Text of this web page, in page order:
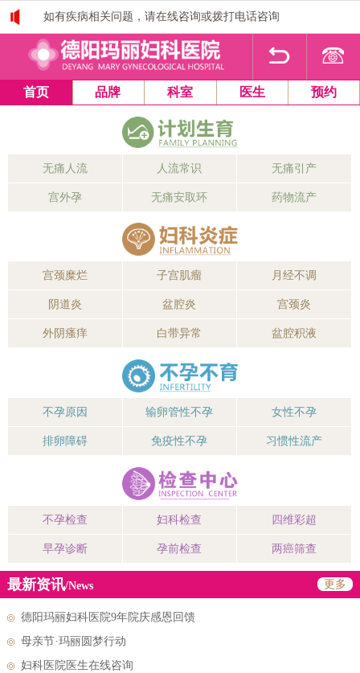
如有疾病相关问题，请在线咨询或拨打电话咨询
1 2 3 4
首页 品牌 科室 医生 预约
无痛人流 人流常识 无痛引产
宫外孕 无痛安取环 药物流产
宫颈糜烂 子宫肌瘤 月经不调
阴道炎 盆腔炎 宫颈炎
外阴瘙痒 白带异常 盆腔积液
不孕原因 输卵管性不孕 女性不孕
排卵障碍 免疫性不孕 习惯性流产
不孕检查 妇科检查 四维彩超
早孕诊断 孕前检查 两癌筛查
最新资讯/News 更多
德阳玛丽妇科医院9年院庆感恩回馈
母亲节·玛丽圆梦行动
妇科医院医生在线咨询